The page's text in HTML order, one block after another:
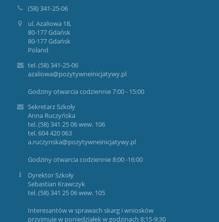
(58) 341-25-06
ul. Azaliowa 18,
80-177 Gdańsk
80-177 Gdańsk
Poland
tel. (58) 341-25-06
azaliowa@pozytywneinicjatywy.pl
Godziny otwarcia codziennie 7:00 - 15:00
Sekretarz Szkoły
Anna Ruczyńska
tel. (58) 341 25 06 wew. 106
tel. 604 420 063
a.ruczynska@pozytywneinicjatywy.pl
Godziny otwarcia codziennie 8:00 -16:00
Dyrektor Szkoły
Sebastian Krawczyk
tel. (58) 341 25 06 wew. 105
Interesantów w sprawach skarg i wniosków
przyjmuje w poniedziałek w godzinach 8:15-9:30